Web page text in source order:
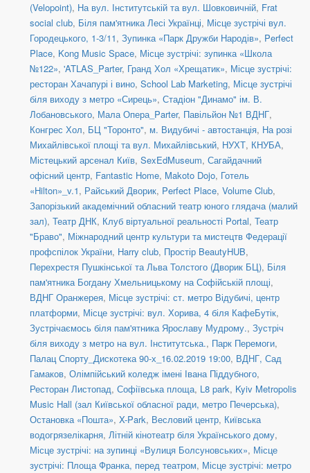
(Velopoint), На вул. Інститутській та вул. Шовковичній, Frat
social сlub, Біля пам'ятника Лесі Українці, Місце зустрічі вул.
Городецького, 1-3/11, Зупинка «Парк Дружби Народів», Perfect
Place, Kong Music Space, Місце зустрічі: зупинка «Школа
№122», 'ATLAS_Parter, Гранд Хол «Хрещатик», Місце зустрічі:
ресторан Хачапурі і вино, School Lab Marketing, Місце зустрічі
біля виходу з метро «Сирець», Стадіон "Динамо" ім. В.
Лобановського, Мала Опера_Parter, Павільйон №1 ВДНГ,
Конгрес Хол, БЦ "Торонто", м. Видубичі - автостанція, На розі
Михайлівської площі та вул. Михайлівський, НУХТ, КНУБА,
Містецький арсенал Київ, SexEdMuseum, Сагайдачний
офісний центр, Fantastic Home, Makoto Dojo, Готель
«Hilton»_v.1, Райський Дворик, Perfect Place, Volume Club,
Запорізький академічний обласний театр юного глядача (малий
зал), Театр ДНК, Клуб віртуальної реальності Portal, Театр
"Браво", Міжнародний центр культури та мистецтв Федерації
профспілок України, Harry club, Простір BeautyHUB,
Перехрестя Пушкінської та Льва Толстого (Дворик БЦ), Біля
пам'ятника Богдану Хмельницькому на Софійській площі,
ВДНГ Оранжерея, Місце зустрічі: ст. метро Відубичі, центр
платформи, Місце зустрічі: вул. Хорива, 4 біля КафеБутік,
Зустрічаємось біля пам'ятника Ярославу Мудрому., Зустріч
біля виходу з метро на вул. Інститутська., Парк Перемоги,
Палац Спорту_Дискотека 90-х_16.02.2019 19:00, ВДНГ, Сад
Гамаков, Олімпійський коледж імені Івана Піддубного,
Ресторан Листопад, Софіївська площа, L8 park, Kyiv Metropolis
Music Hall (зал Київської обласної ради, метро Печерська),
Остановка «Пошта», X-Park, Весловий центр, Київська
водогрязелікарня, Літній кінотеатр біля Українського дому,
Місце зустрічі: на зупинці «Вулиця Болсуновських», Місце
зустрічі: Площа Франка, перед театром, Місце зустрічі: метро